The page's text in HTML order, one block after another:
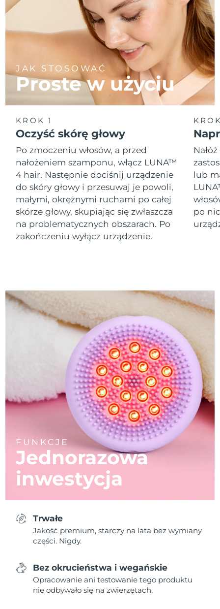
JAK STOSOWAĆ
Proste w użyciu
KROK 1
Oczyść skórę głowy
Po zmoczeniu włosów, a przed
nałożeniem szamponu, włącz LUNA™
4 hair. Następnie dociśnij urządzenie
do skóry głowy i przesuwaj je powoli,
małymi, okrężnymi ruchami po całej
skórze głowy, skupiając się zwłaszcza
na problematycznych obszarach. Po
zakończeniu wyłącz urządzenie.
lub
po
FUNKCJE
Jednorazowa
inwestycja
Trwałe
Jakość premium, starczy na lata bez wymiany
części. Nigdy.
Bez okrucieństwa i wegańskie
Opracowanie ani testowanie tego produktu
nie odbywało się na zwierzętach.